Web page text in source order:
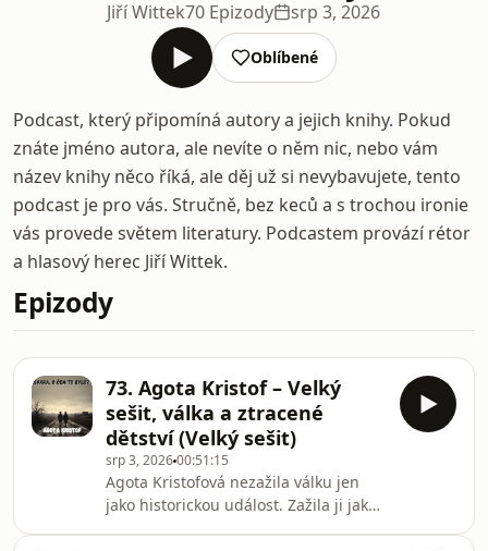
Jiří Wittek70 Epizody srp 3, 2026
Oblíbené
Podcast, který připomíná autory a jejich knihy. Pokud
znáte jméno autora, ale nevíte o něm nic, nebo vám
název knihy něco říká, ale děj už si nevybavujete, tento
podcast je pro vás. Stručně, bez keců a s trochou ironie
vás provede světem literatury. Podcastem provází rétor
a hlasový herec Jiří Wittek.
Epizody
73. Agota Kristof – Velký
sešit, válka a ztracené
dětství (Velký sešit)
srp 3, 202600:51:15
Agota Kristofová nezažila válku jen
jako historickou událost. Zažila ji jako